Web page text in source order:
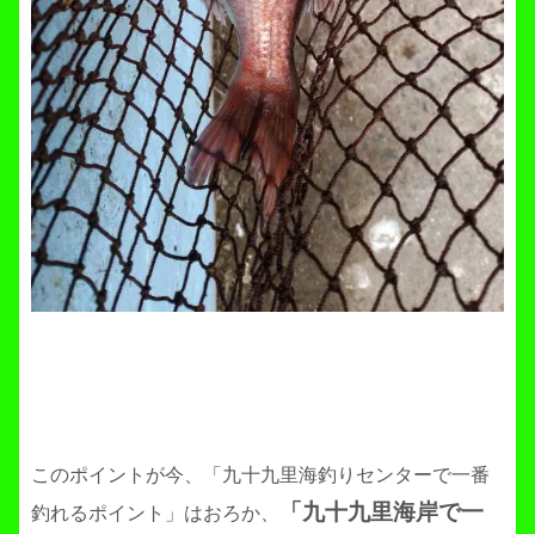
このポイントが今、「九十九里海釣りセンターで一番
釣れるポイント」はおろか、
「九十九里海岸で一